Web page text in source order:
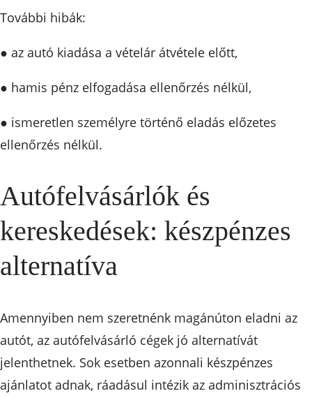
További hibák:
● az autó kiadása a vételár átvétele előtt,
● hamis pénz elfogadása ellenőrzés nélkül,
● ismeretlen személyre történő eladás előzetes
ellenőrzés nélkül.
Autófelvásárlók és
kereskedések: készpénzes
alternatíva
Amennyiben nem szeretnénk magánúton eladni az
autót, az autófelvásárló cégek jó alternatívát
jelenthetnek. Sok esetben azonnali készpénzes
ajánlatot adnak, ráadásul intézik az adminisztrációs